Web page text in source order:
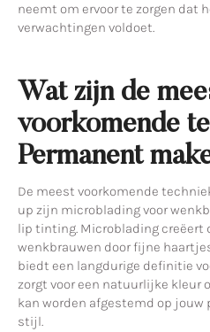
neemt om ervoor te zorgen dat
verwachtingen voldoet.
Wat zijn de
voorkomende
Permanent
De meest voorkomende
up zijn microblading voor
lip tinting. Microblading creëert
wenkbrauwen door fijne
biedt een langdurige definitie
zorgt voor een natuurlijke kleur
kan worden afgestemd op jouw
stijl.